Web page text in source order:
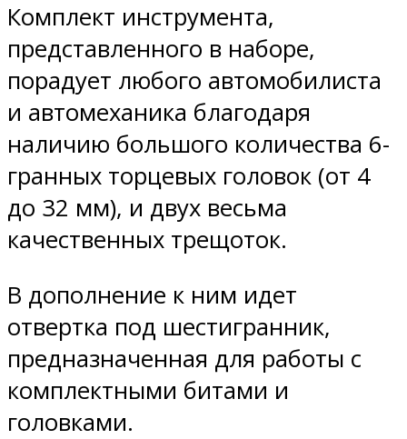
Комплект инструмента,
представленного в наборе,
порадует любого автомобилиста
и автомеханика благодаря
наличию большого количества 6-
гранных торцевых головок (от 4
до 32 мм), и двух весьма
качественных трещоток.
В дополнение к ним идет
отвертка под шестигранник,
предназначенная для работы с
комплектными битами и
головками.